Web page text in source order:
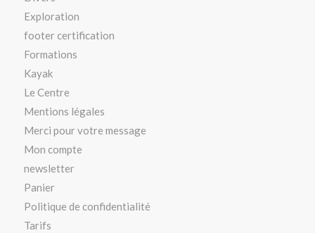
Exploration
footer certification
Formations
Kayak
Le Centre
Mentions légales
Merci pour votre message
Mon compte
newsletter
Panier
Politique de confidentialité
Tarifs